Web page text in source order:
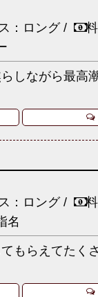
：ロング /
しながら最高
：ロング /
名
もらえてたく